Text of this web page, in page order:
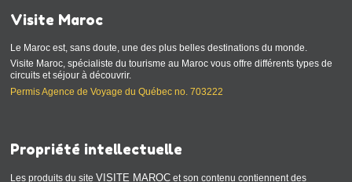
Visite Maroc
Le Maroc est, sans doute, une des plus belles destinations du monde.
Visite Maroc, spécialiste du tourisme au Maroc vous offre différents types de
circuits et séjour à découvrir.
Permis Agence de Voyage du Québec no. 703222
Propriété intellectuelle
Les produits du siteVISITE MAROC et son contenu contiennent des